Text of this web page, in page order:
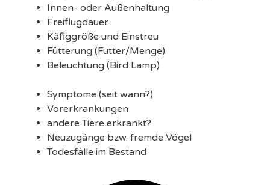
Innen- oder Außenhaltung
Freiflugdauer
Käfiggröße und Einstreu
Fütterung (Futter/Menge)
Beleuchtung (Bird Lamp)
Symptome (seit wann?)
Vorerkrankungen
andere Tiere erkrankt?
Neuzugänge bzw. fremde Vögel
Todesfälle im Bestand